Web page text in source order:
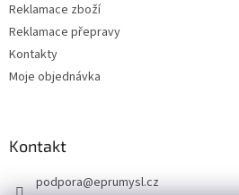
Reklamace zboží
Reklamace přepravy
Kontakty
Moje objednávka
Kontakt
podpora@eprumysl.cz